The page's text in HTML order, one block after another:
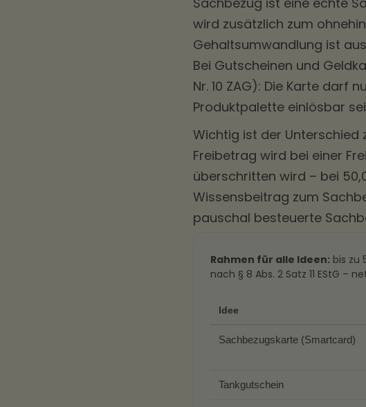
wird zusätzlich zum
Gehaltsumwandlung ist
Bei Gutscheinen und
Nr. 10 ZAG): Die Karte darf
Produktpalette einlösbar
Wichtig ist der Unterschied
Freibetrag wird bei einer
überschritten wird – bei
Wissensbeitrag zum
pauschal besteuerte
Rahmen für alle Ideen: bis zu
nach § 8 Abs. 2 Satz 11 EStG –
Idee
Sachbezugskarte (Smartcard)
Tankgutschein